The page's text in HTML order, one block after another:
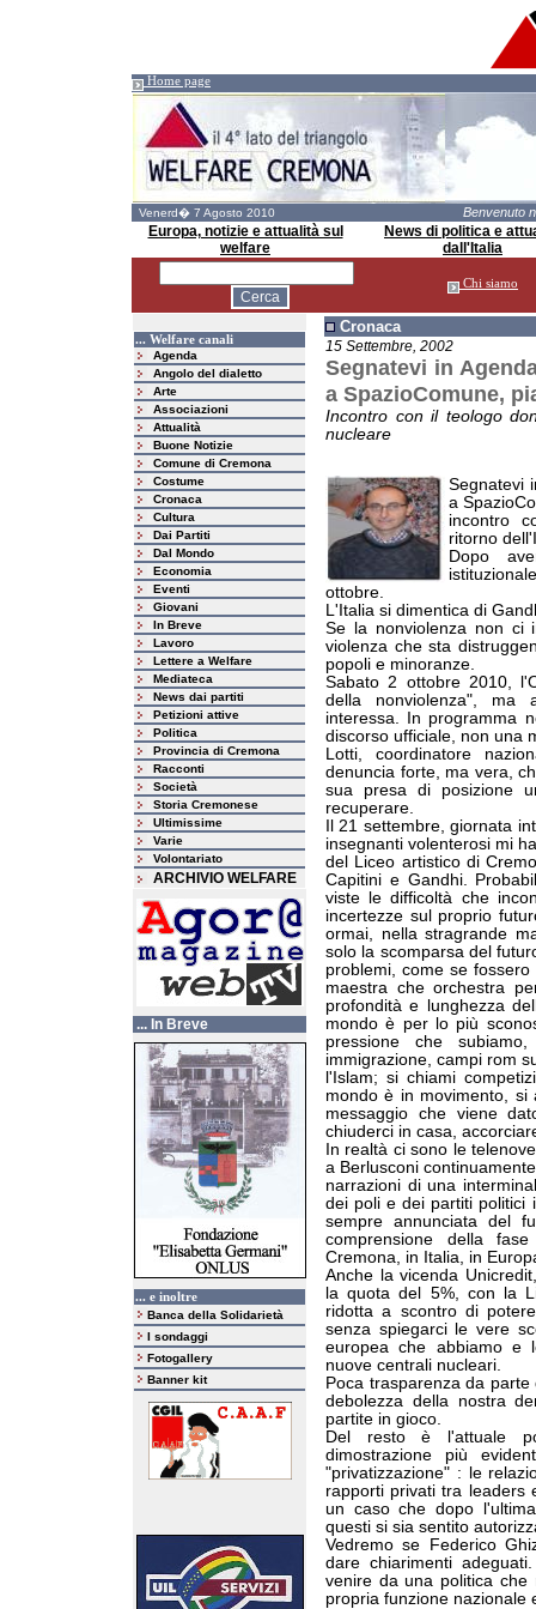
Home page
Venerd� 7 Agosto 2010 Benvenuto
Europa, notizie e attualità sul
welfare
News di politica e
dall'Italia
Chi siamo
... Welfare canali
Agenda
Angolo del dialetto
Arte
Associazioni
Attualità
Buone Notizie
Comune di Cremona
Costume
Cronaca
Cultura
Dai Partiti
Dal Mondo
Economia
Eventi
Giovani
In Breve
Lavoro
Lettere a Welfare
Mediateca
News dai partiti
Petizioni attive
Politica
Provincia di Cremona
Racconti
Società
Storia Cremonese
Ultimissime
Varie
Volontariato
ARCHIVIO WELFARE
... In Breve
... e inoltre
Banca della Solidarietà
I sondaggi
Fotogallery
Banner kit
Cronaca
15 Settembre, 2002
Segnatevi in
a SpazioComune,
Incontro con il teologo
nucleare
Segnatevi
a
incontro
ritorno
Dopo
ottobre.
L'Italia si dimentica di
Se la nonviolenza non ci
violenza che sta
popoli e minoranze.
Sabato 2 ottobre 2010,
della nonviolenza", ma
interessa. In programma
discorso ufficiale, non una
Lotti, coordinatore
denuncia forte, ma vera,
sua presa di posizione
recuperare.
Il 21 settembre, giornata
insegnanti volenterosi mi
del Liceo artistico di
Capitini e Gandhi.
viste le difficoltà che
incertezze sul proprio
ormai, nella stragrande
solo la scomparsa del
problemi, come se
maestra che orchestra
profondità e lunghezza
mondo è per lo più
pressione che
immigrazione, campi rom
l'Islam; si chiami
mondo è in movimento, si
messaggio che viene
chiuderci in casa,
In realtà ci sono le
a Berlusconi
narrazioni di una
dei poli e dei partiti politici
sempre annunciata del
comprensione della
Cremona, in Italia, in
Anche la vicenda
la quota del 5%, con la
ridotta a scontro di
senza spiegarci le vere
europea che abbiamo e
nuove centrali nucleari.
Poca trasparenza da
debolezza della nostra
partite in gioco.
Del resto è l'attuale
dimostrazione più
"privatizzazione" : le
rapporti privati tra leaders
un caso che dopo
questi si sia sentito
Vedremo se Federico
dare chiarimenti
venire da una politica che
propria funzione nazionale